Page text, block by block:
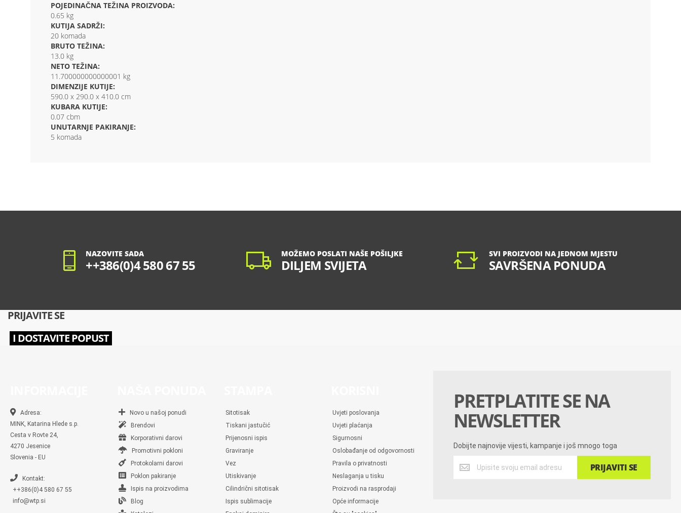
POJEDINAČNA TEŽINA PROIZVODA:
0.65 kg
KUTIJA SADRŽI:
20 komada
BRUTO TEŽINA:
13.0 kg
NETO TEŽINA:
11.700000000000001 kg
DIMENZIJE KUTIJE:
590.0 x 290.0 x 410.0 cm
KUBARA KUTIJE:
0.07 cbm
UNUTARNJE PAKIRANJE:
5 komada
NAZOVITE SADA
++386(0)4 580 67 55
MOŽEMO POSLATI NAŠE POŠILJKE
DILJEM SVIJETA
SVI PROIZVODI NA JEDNOM MJESTU
SAVRŠENA PONUDA
PRIJAVITE SE
I DOSTAVITE POPUST
PRETPLATITE SE NA
NEWSLETTER
Dobijte najnovije vijesti, kampanje i još mnogo toga
najnovije
PRIJAVITI SE
Adresa:
MINK, Katarina Hlede s.p.
Cesta v Rovte 24,
4270 Jesenice
Slovenia - EU
Kontakt:
++386(0)4 580 67 55
info@wtp.si
Novo u našoj ponudi
Brendovi
Korporativni darovi
Promotivni pokloni
Protokolarni darovi
Poklon pakiranje
Ispis na proizvodima
Blog
Sitotisak
Tiskani jastučić
Prijenosni ispis
Graviranje
Vez
Utiskivanje
Cilindrični sitotisak
Ispis sublimacije
Uvjeti poslovanja
Uvjeti plaćanja
Sigurnosni
Oslobađanje od odgovornosti
Pravila o privatnosti
Neslaganja u tisku
Proizvodi na rasprodaji
Opće informacije